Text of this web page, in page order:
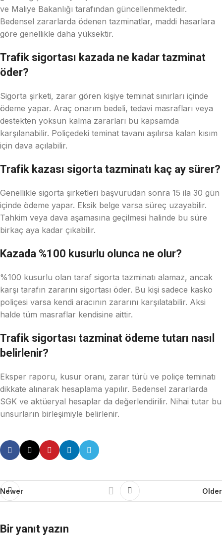
ve Maliye Bakanlığı tarafından güncellenmektedir.
Bedensel zararlarda ödenen tazminatlar, maddi hasarlara
göre genellikle daha yüksektir.
Trafik sigortası kazada ne kadar tazminat
öder?
Sigorta şirketi, zarar gören kişiye teminat sınırları içinde
ödeme yapar. Araç onarım bedeli, tedavi masrafları veya
destekten yoksun kalma zararları bu kapsamda
karşılanabilir. Poliçedeki teminat tavanı aşılırsa kalan kısım
için dava açılabilir.
Trafik kazası sigorta tazminatı kaç ay sürer?
Genellikle sigorta şirketleri başvurudan sonra 15 ila 30 gün
içinde ödeme yapar. Eksik belge varsa süreç uzayabilir.
Tahkim veya dava aşamasına geçilmesi halinde bu süre
birkaç aya kadar çıkabilir.
Kazada %100 kusurlu olunca ne olur?
%100 kusurlu olan taraf sigorta tazminatı alamaz, ancak
karşı tarafın zararını sigortası öder. Bu kişi sadece kasko
poliçesi varsa kendi aracının zararını karşılatabilir. Aksi
halde tüm masraflar kendisine aittir.
Trafik sigortası tazminat ödeme tutarı nasıl
belirlenir?
Eksper raporu, kusur oranı, zarar türü ve poliçe teminatı
dikkate alınarak hesaplama yapılır. Bedensel zararlarda
SGK ve aktüeryal hesaplar da değerlendirilir. Nihai tutar bu
unsurların birleşimiyle belirlenir.
Newer Older
Bir yanıt yazın